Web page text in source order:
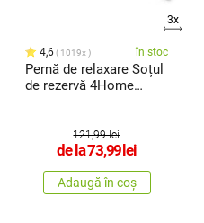
3x
4,6 1019x în stoc
Pernă de relaxare Soțul
de rezervă 4Home
121,99 lei
de la73,99lei
Adaugă în coș